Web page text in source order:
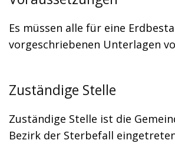
Es müssen alle für eine
vorgeschriebenen Unterlagen
Zuständige Stelle
Zuständige Stelle ist die
Bezirk der Sterbefall